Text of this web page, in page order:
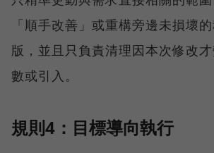
「順手改善」或重構旁邊未損壞
版，並且只負責清理因本次修改
數或引入。
規則4：目標導向執行